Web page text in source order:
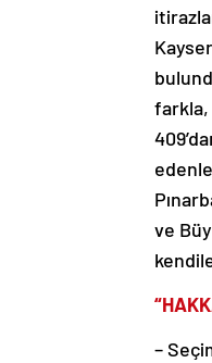
farkla,
ve
–